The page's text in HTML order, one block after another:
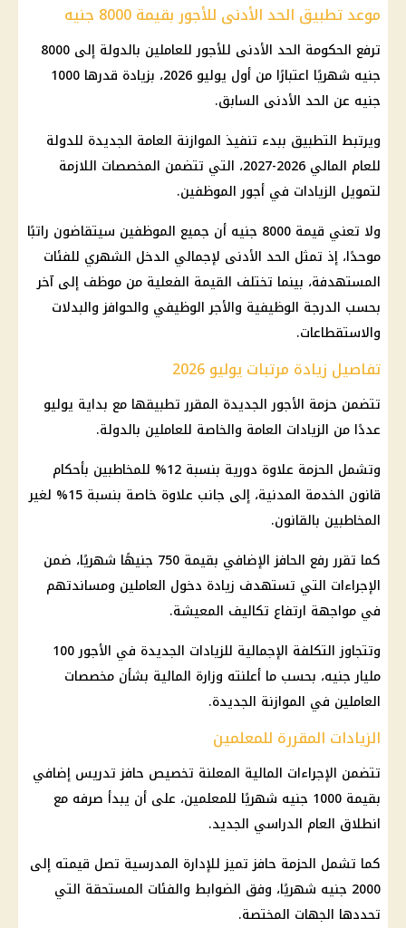
موعد تطبيق الحد الأدنى للأجور بقيمة 8000 جنيه
ترفع الحكومة الحد الأدنى للأجور للعاملين بالدولة إلى 8000
جنيه شهريًا اعتبارًا من أول يوليو 2026، بزيادة قدرها 1000
جنيه عن الحد الأدنى السابق.
ويرتبط التطبيق ببدء تنفيذ الموازنة العامة الجديدة للدولة
للعام المالي 2026-2027، التي تتضمن المخصصات اللازمة
لتمويل الزيادات في أجور الموظفين.
ولا تعني قيمة 8000 جنيه أن جميع الموظفين سيتقاضون راتبًا
موحدًا، إذ تمثل الحد الأدنى لإجمالي الدخل الشهري للفئات
المستهدفة، بينما تختلف القيمة الفعلية من موظف إلى آخر
بحسب الدرجة الوظيفية والأجر الوظيفي والحوافز والبدلات
والاستقطاعات.
تفاصيل زيادة مرتبات يوليو 2026
تتضمن حزمة الأجور الجديدة المقرر تطبيقها مع بداية يوليو
عددًا من الزيادات العامة والخاصة للعاملين بالدولة.
وتشمل الحزمة علاوة دورية بنسبة 12% للمخاطبين بأحكام
قانون الخدمة المدنية، إلى جانب علاوة خاصة بنسبة 15% لغير
المخاطبين بالقانون.
كما تقرر رفع الحافز الإضافي
بقيمة 750 جنيهًا شهريًا، ضمن
الإجراءات التي تستهدف زيادة دخول العاملين ومساندتهم
في مواجهة ارتفاع تكاليف المعيشة.
وتتجاوز التكلفة الإجمالية للزيادات الجديدة في الأجور 100
مليار جنيه، بحسب ما أعلنته وزارة المالية بشأن مخصصات
العاملين في الموازنة الجديدة.
الزيادات المقررة للمعلمين
تتضمن الإجراءات المالية المعلنة تخصيص حافز تدريس إضافي
بقيمة 1000 جنيه شهريًا للمعلمين، على أن يبدأ صرفه مع
انطلاق العام الدراسي الجديد.
كما تشمل الحزمة حافز تميز للإدارة المدرسية تصل قيمته إلى
2000 جنيه شهريًا، وفق الضوابط والفئات المستحقة التي
تحددها الجهات المختصة.